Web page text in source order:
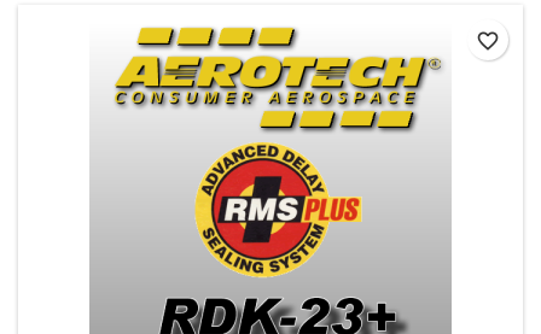
favorite_border